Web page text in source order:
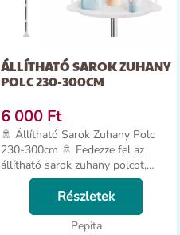
ÁLLÍTHATÓ SAROK ZUHANY
POLC 230-300CM
6 000 Ft
🚿 Állítható Sarok Zuhany Polc
230-300cm 🚿 Fedezze fel az
állítható sarok zuhany polcot,
amely 4 polccal és egy akasztóval
rendelkezik, amelyeket
függetlenül lehet különböző
magasságokban beállítani és...
Részletek
Pepita